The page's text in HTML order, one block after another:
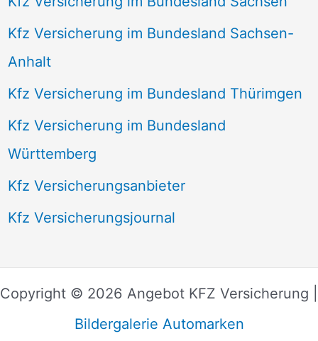
Kfz Versicherung im Bundesland Sachsen-
Anhalt
Kfz Versicherung im Bundesland Thürimgen
Kfz Versicherung im Bundesland
Württemberg
Kfz Versicherungsanbieter
Kfz Versicherungsjournal
Copyright © 2026 Angebot KFZ Versicherung |
Bildergalerie Automarken